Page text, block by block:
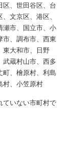
区、世田谷区、台
文京区、港区、
瀬市、国立市、小
市、調布市、西東
東大和市、日野
武蔵村山市、西多
町、檜原村、利島
村、小笠原村
ていない市町村で